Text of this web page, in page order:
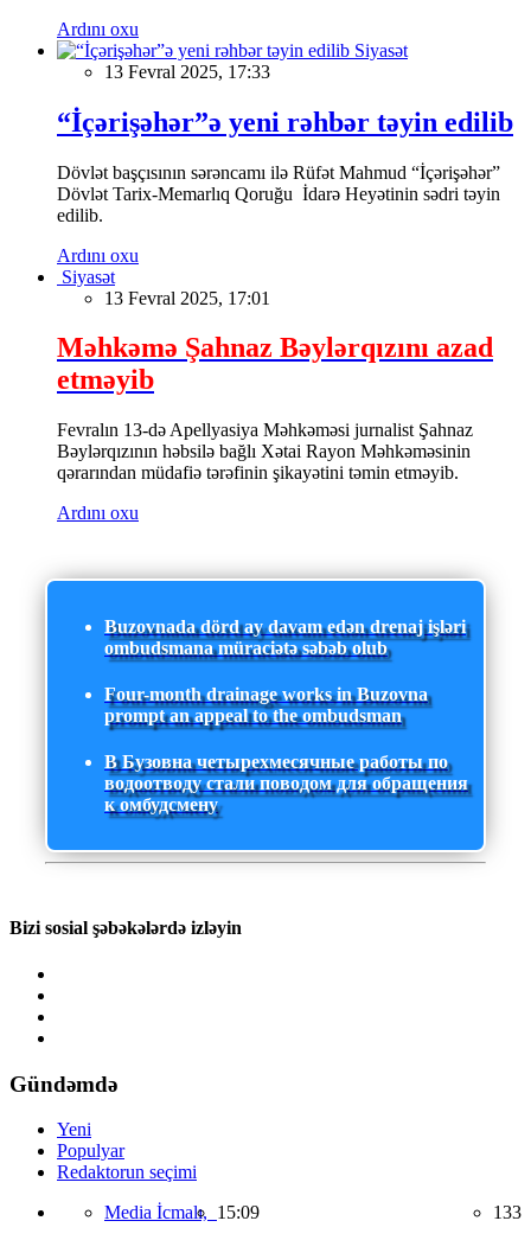
Ardını oxu
Siyasət
13 Fevral 2025, 17:33
“İçərişəhər”ə yeni rəhbər təyin edilib
Dövlət başçısının sərəncamı ilə Rüfət Mahmud “İçərişəhər”
Dövlət Tarix-Memarlıq Qoruğu İdarə Heyətinin sədri təyin
edilib.
Ardını oxu
Siyasət
13 Fevral 2025, 17:01
Məhkəmə Şahnaz Bəylərqızını azad
etməyib
Fevralın 13-də Apellyasiya Məhkəməsi jurnalist Şahnaz
Bəylərqızının həbsilə bağlı Xətai Rayon Məhkəməsinin
qərarından müdafiə tərəfinin şikayətini təmin etməyib.
Ardını oxu
Buzovnada dörd ay davam edən drenaj işləri
ombudsmana müraciətə səbəb olub
Four-month drainage works in Buzovna
prompt an appeal to the ombudsman
В Бузовна четырехмесячные работы по
водоотводу стали поводом для обращения
к омбудсмену
Bizi sosial şəbəkələrdə izləyin
Gündəmdə
Yeni
Populyar
Redaktorun seçimi
Media İcmalı, 15:09 133